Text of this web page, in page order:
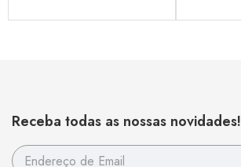
Receba todas as nossas novidades!